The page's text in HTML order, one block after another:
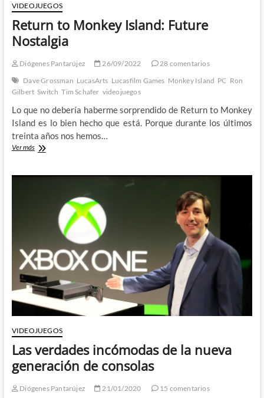
VIDEOJUEGOS
Return to Monkey Island: Future
Nostalgia
Diógenes Pantarújez 26/09/2022
28 comentarios
Dave Grossman LucasArts Lucasfilm Games Monkey Island PC Ron
Gilbert Switch Tim Schafer videojuegos
Lo que no debería haberme sorprendido de Return to Monkey
Island es lo bien hecho que está. Porque durante los últimos
treinta años nos hemos…
Ver másReturn
Island:
VIDEOJUEGOS
Las verdades incómodas de la nueva
generación de consolas
Diógenes Pantarújez 21/01/2020
15 comentarios